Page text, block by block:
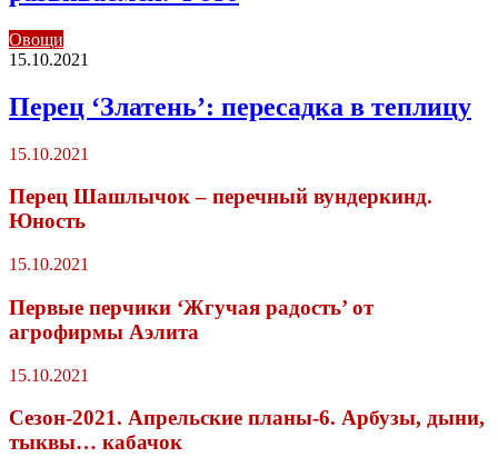
Овощи
15.10.2021
Перец ‘Златень’: пересадка в теплицу
15.10.2021
Перец Шашлычок – перечный вундеркинд.
Юность
15.10.2021
Первые перчики ‘Жгучая радость’ от
агрофирмы Аэлита
15.10.2021
Сезон-2021. Апрельские планы-6. Арбузы, дыни,
тыквы… кабачок